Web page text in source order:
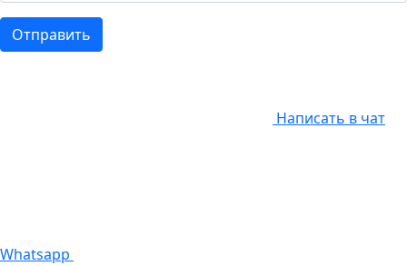
Отправить
Написать в чат
Whatsapp